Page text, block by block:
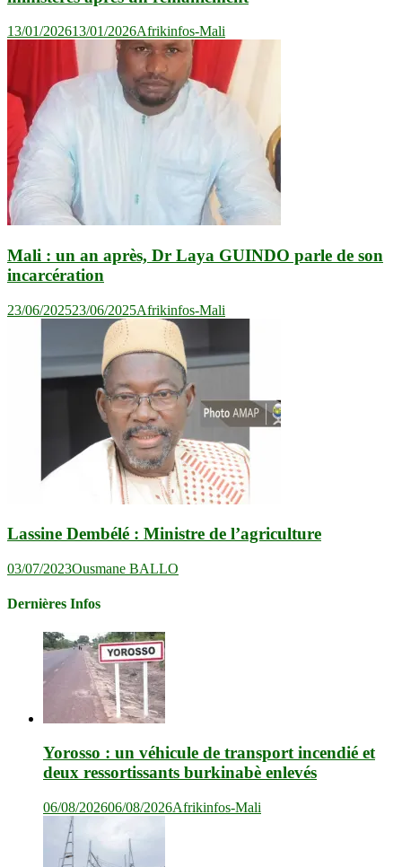
13/01/202613/01/2026Afrikinfos-Mali
Mali : un an après, Dr Laya GUINDO parle de son
incarcération
23/06/202523/06/2025Afrikinfos-Mali
Lassine Dembélé : Ministre de l’agriculture
03/07/2023Ousmane BALLO
Dernières Infos
Yorosso : un véhicule de transport incendié et
deux ressortissants burkinabè enlevés
06/08/202606/08/2026Afrikinfos-Mali